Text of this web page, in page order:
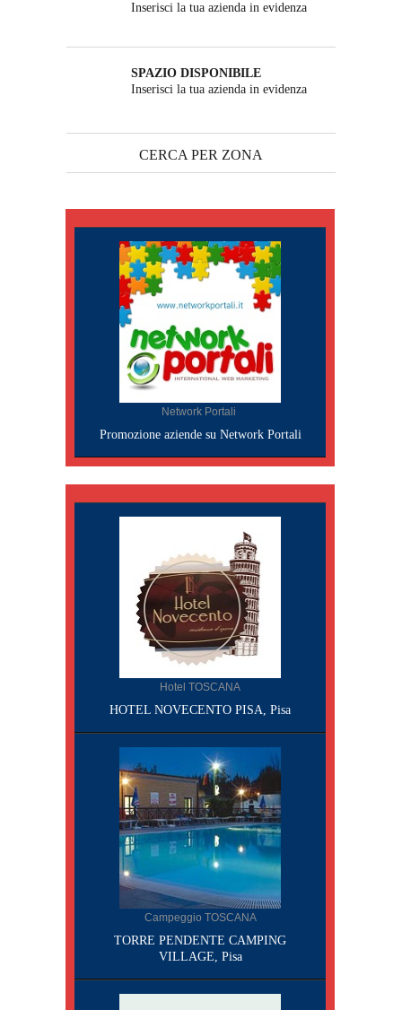
Inserisci la tua azienda in evidenza
SPAZIO DISPONIBILE
Inserisci la tua azienda in evidenza
CERCA PER ZONA
Network Portali
Promozione aziende su Network Portali
Hotel TOSCANA
HOTEL NOVECENTO PISA, Pisa
Campeggio TOSCANA
TORRE PENDENTE CAMPING
VILLAGE, Pisa